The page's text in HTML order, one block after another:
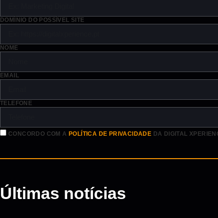
DOMÍNIO DO POSSÍVEL SITE
NOME
EMAIL
TELEFONE
CONCORDO COM APOLÍTICA DE PRIVACIDADE DA DIGITAL
Últimas notícias